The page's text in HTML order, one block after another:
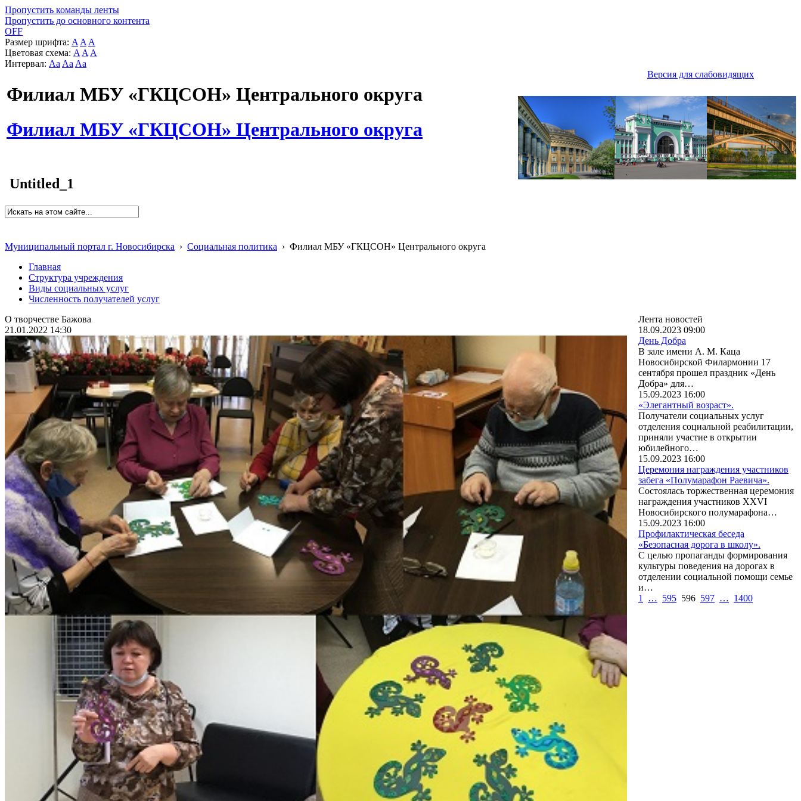
Пропустить команды ленты
Пропустить до основного контента
OFF
Размер шрифта: A A A
Цветовая схема: A A A
Интервал: Aa Aa Aa
Версия для слабовидящих
Филиал МБУ «ГКЦСОН» Центрального округа
Филиал МБУ «ГКЦСОН» Центрального округа
Untitled_1
Муниципальный портал г. Новосибирска › Социальная политика › Филиал МБУ «ГКЦСОН» Центрального округа
Главная
Структура учреждения
Виды социальных услуг
Численность получателей услуг
О творчестве Бажова
21.01.2022 14:30
Лента новостей
18.09.2023 09:00
День Добра
В зале имени А. М. Каца
Новосибирской Филармонии 17
сентября прошел праздник «День
Добра» для…
15.09.2023 16:00
«Элегантный возраст».
Получатели социальных услуг
отделения социальной реабилитации,
приняли участие в открытии
юбилейного…
15.09.2023 16:00
Церемония награждения участников
забега «Полумарафон Раевича».
Состоялась торжественная церемония
награждения участников XXVI
Новосибирского полумарафона…
15.09.2023 16:00
Профилактическая беседа
«Безопасная дорога в школу».
С целью пропаганды формирования
культуры поведения на дорогах в
отделении социальной помощи семье
и…
1
… 595 596 597 … 1400